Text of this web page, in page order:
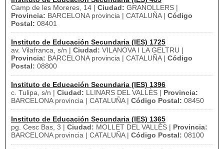
Camp de les Moreres, 14 | Ciudad: GRANOLLERS |
Provincia: BARCELONA provincia | CATALUÑA | Código
Postal: 08401
Instituto de Educación Secundaria (IES) 1725
av. Vilafranca, s/n | Ciudad: VILANOVA I LA GELTRU |
Provincia: BARCELONA provincia | CATALUÑA | Código
Postal: 08800
Instituto de Educación Secundaria (IES) 1396
c. Tulipa, s/n | Ciudad: LLINARS DEL VALLÈS | Provincia:
BARCELONA provincia | CATALUÑA | Código Postal: 08450
Instituto de Educación Secundaria (IES) 1365
pg. Cesc Bas, 3 | Ciudad: MOLLET DEL VALLÈS | Provincia:
BARCELONA provincia | CATALUÑA | Código Postal: 08100